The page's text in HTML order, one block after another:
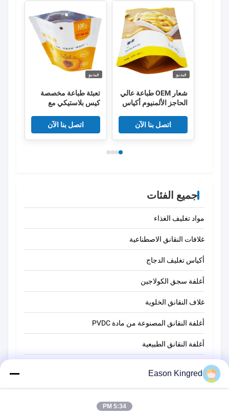
فيديو
شعار OEM طباعة عالي
الحاجز الألمنيوم أكياس
اتصل بنا الآن
فيديو
تعبئة طباعة مخصصة
كيس بلاستيكي مع
اتصل بنا الآن
جميع الفئات
مواد تغليف الغذاء
غلافات النقانق الاصطناعية
أكياس تغليف الدجاج
أغلفة سجق الكولاجين
غلاف النقانق الخلوية
أغلفة النقانق المصنوعة من مادة PVDC
أغلفة النقانق الطبيعية
فيلم تغليف المواد الغذائية
Eason Kingred
5:34 PM